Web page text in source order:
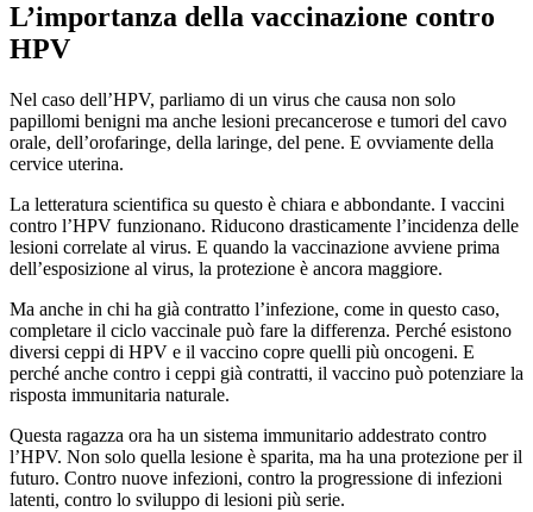
L’importanza della vaccinazione contro
HPV
Nel caso dell’HPV, parliamo di un virus che causa non solo
papillomi benigni ma anche lesioni precancerose e tumori del cavo
orale, dell’orofaringe, della laringe, del pene. E ovviamente della
cervice uterina.
La letteratura scientifica su questo è chiara e abbondante. I vaccini
contro l’HPV funzionano. Riducono drasticamente l’incidenza delle
lesioni correlate al virus. E quando la vaccinazione avviene prima
dell’esposizione al virus, la protezione è ancora maggiore.
Ma anche in chi ha già contratto l’infezione, come in questo caso,
completare il ciclo vaccinale può fare la differenza. Perché esistono
diversi ceppi di HPV e il vaccino copre quelli più oncogeni. E
perché anche contro i ceppi già contratti, il vaccino può potenziare la
risposta immunitaria naturale.
Questa ragazza ora ha un sistema immunitario addestrato contro
l’HPV. Non solo quella lesione è sparita, ma ha una protezione per il
futuro. Contro nuove infezioni, contro la progressione di infezioni
latenti, contro lo sviluppo di lesioni più serie.